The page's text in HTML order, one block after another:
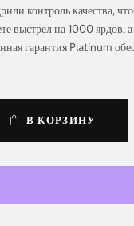
контроль качества,
выстрел на 1000 ярдов,
гарантия Platinum
В КОРЗИНУ